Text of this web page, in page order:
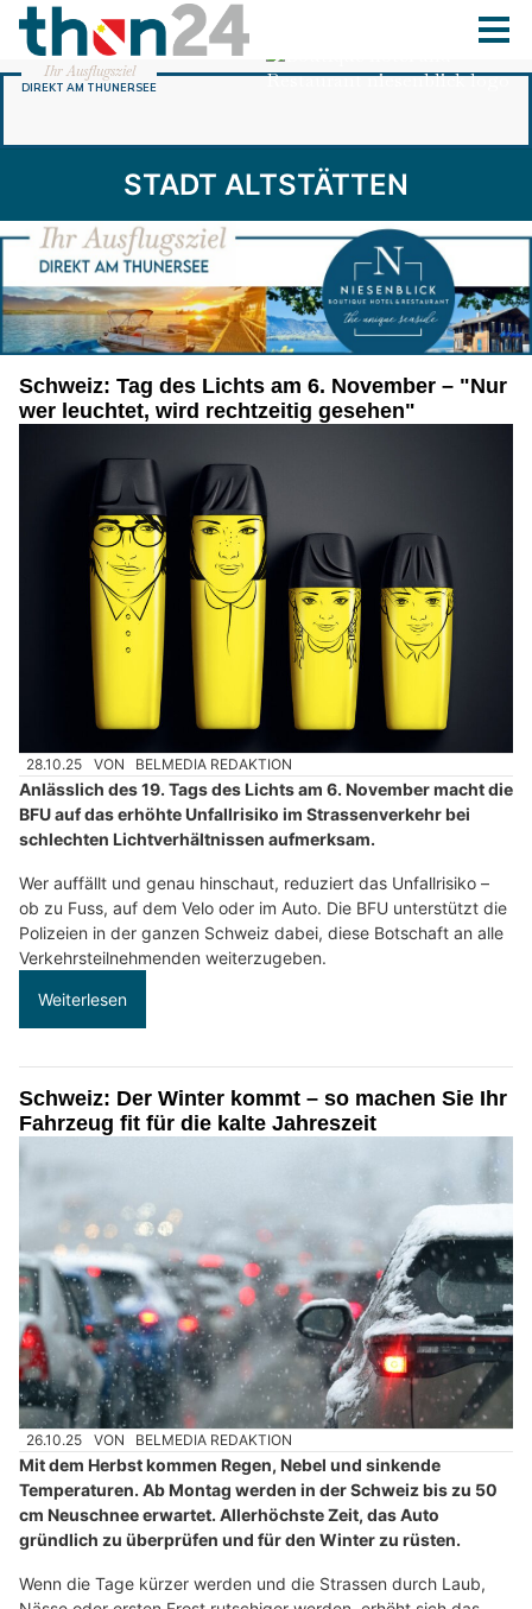
STADT ALTSTÄTTEN
Schweiz: Tag des Lichts am 6. November – "Nur
wer leuchtet, wird rechtzeitig gesehen"
28.10.25 VON BELMEDIA REDAKTION
Anlässlich des 19. Tags des Lichts am 6. November macht die
BFU auf das erhöhte Unfallrisiko im Strassenverkehr bei
schlechten Lichtverhältnissen aufmerksam.
Wer auffällt und genau hinschaut, reduziert das Unfallrisiko –
ob zu Fuss, auf dem Velo oder im Auto. Die BFU unterstützt die
Polizeien in der ganzen Schweiz dabei, diese Botschaft an alle
Verkehrsteilnehmenden weiterzugeben.
Weiterlesen
Schweiz: Der Winter kommt – so machen Sie Ihr
Fahrzeug fit für die kalte Jahreszeit
26.10.25 VON BELMEDIA REDAKTION
Mit dem Herbst kommen Regen, Nebel und sinkende
Temperaturen. Ab Montag werden in der Schweiz bis zu 50
cm Neuschnee erwartet. Allerhöchste Zeit, das Auto
gründlich zu überprüfen und für den Winter zu rüsten.
Wenn die Tage kürzer werden und die Strassen durch Laub,